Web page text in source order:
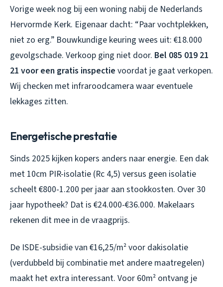
Vorige week nog bij een woning nabij de Nederlands
Hervormde Kerk. Eigenaar dacht: “Paar vochtplekken,
niet zo erg.” Bouwkundige keuring wees uit: €18.000
gevolgschade. Verkoop ging niet door. Bel 085 019 21
21 voor een gratis inspectie voordat je gaat verkopen.
Wij checken met infraroodcamera waar eventuele
lekkages zitten.
Energetische prestatie
Sinds 2025 kijken kopers anders naar energie. Een dak
met 10cm PIR-isolatie (Rc 4,5) versus geen isolatie
scheelt €800-1.200 per jaar aan stookkosten. Over 30
jaar hypotheek? Dat is €24.000-€36.000. Makelaars
rekenen dit mee in de vraagprijs.
De ISDE-subsidie van €16,25/m² voor dakisolatie
(verdubbeld bij combinatie met andere maatregelen)
maakt het extra interessant. Voor 60m² ontvang je